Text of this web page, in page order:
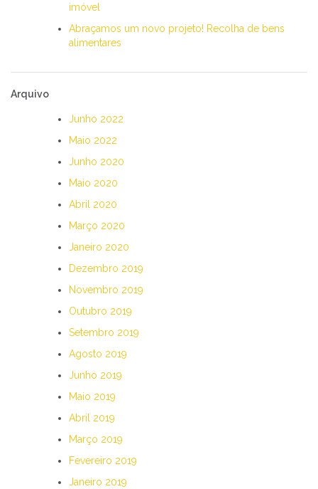
imóvel
Abraçamos um novo projeto! Recolha de bens
alimentares
Arquivo
Junho 2022
Maio 2022
Junho 2020
Maio 2020
Abril 2020
Março 2020
Janeiro 2020
Dezembro 2019
Novembro 2019
Outubro 2019
Setembro 2019
Agosto 2019
Junho 2019
Maio 2019
Abril 2019
Março 2019
Fevereiro 2019
Janeiro 2019